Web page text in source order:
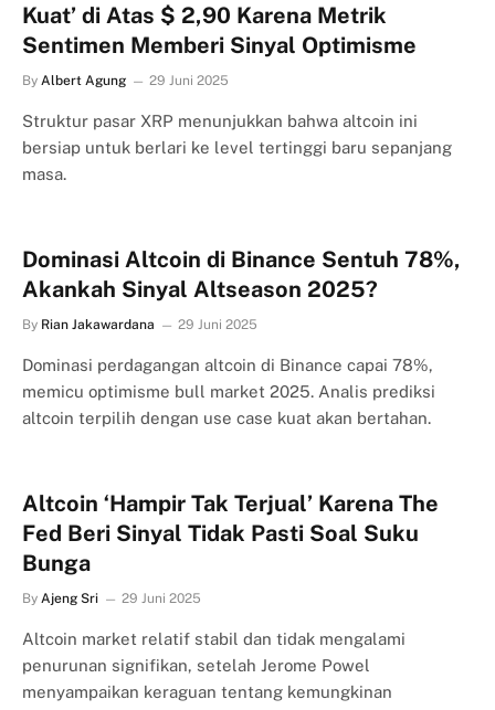
Kuat’ di Atas $ 2,90 Karena Metrik
Sentimen Memberi Sinyal Optimisme
By Albert Agung 29 Juni 2025
Struktur pasar XRP menunjukkan bahwa altcoin ini
bersiap untuk berlari ke level tertinggi baru sepanjang
masa.
Dominasi Altcoin di Binance Sentuh 78%,
Akankah Sinyal Altseason 2025?
By Rian Jakawardana 29 Juni 2025
Dominasi perdagangan altcoin di Binance capai 78%,
memicu optimisme bull market 2025. Analis prediksi
altcoin terpilih dengan use case kuat akan bertahan.
Altcoin ‘Hampir Tak Terjual’ Karena The
Fed Beri Sinyal Tidak Pasti Soal Suku
Bunga
By Ajeng Sri 29 Juni 2025
Altcoin market relatif stabil dan tidak mengalami
penurunan signifikan, setelah Jerome Powel
menyampaikan keraguan tentang kemungkinan